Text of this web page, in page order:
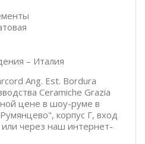
– Италия
Ang. Est. Bordura
Ceramiche Grazia
цене в шоу-руме в
корпус Г, вход
через наш интернет-